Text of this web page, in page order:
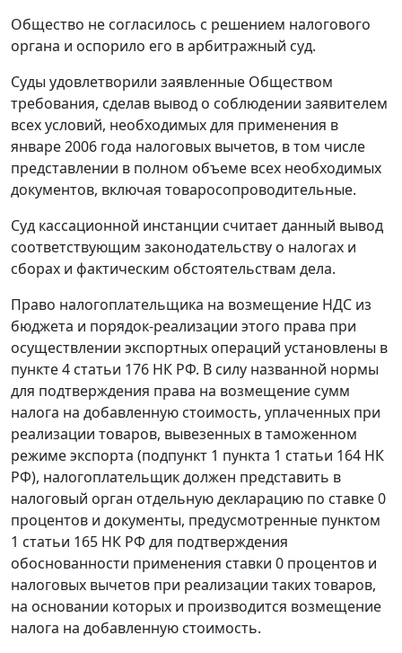
Общество не согласилось с решением налогового
органа и оспорило его в арбитражный суд.
Суды удовлетворили заявленные Обществом
требования, сделав вывод о соблюдении заявителем
всех условий, необходимых для применения в
январе 2006 года налоговых вычетов, в том числе
представлении в полном объеме всех необходимых
документов, включая товаросопроводительные.
Суд кассационной инстанции считает данный вывод
соответствующим законодательству о налогах и
сборах и фактическим обстоятельствам дела.
Право налогоплательщика на возмещение НДС из
бюджета и порядок-реализации этого права при
осуществлении экспортных операций установлены в
пункте 4 статьи 176 НК РФ. В силу названной нормы
для подтверждения права на возмещение сумм
налога на добавленную стоимость, уплаченных при
реализации товаров, вывезенных втаможенном
режиме экспорта (подпункт 1 пункта 1 статьи 164 НК
РФ), налогоплательщик должен представить в
налоговый орган отдельную декларацию по ставке 0
процентов и документы, предусмотренные пунктом
1 статьи 165 НК РФ для подтверждения
обоснованности применения ставки 0 процентов и
налоговых вычетов при реализации таких товаров,
на основании которых и производится возмещение
налога на добавленную стоимость.